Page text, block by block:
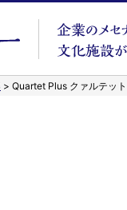
> Quartet Plus クァルテッ